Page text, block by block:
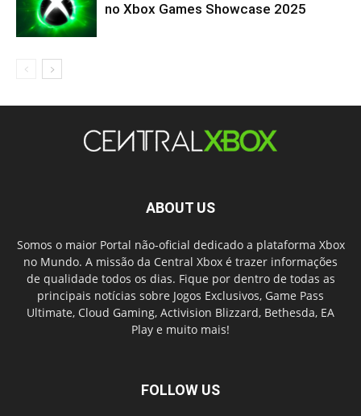
no Xbox Games Showcase 2025
ABOUT US
Somos o maior Portal não-oficial dedicado a plataforma Xbox
no Mundo. A missão da Central Xbox é trazer informações
de qualidade todos os dias. Fique por dentro de todas as
principais notícias sobre Jogos Exclusivos, Game Pass
Ultimate, Cloud Gaming, Activision Blizzard, Bethesda, EA
Play e muito mais!
FOLLOW US